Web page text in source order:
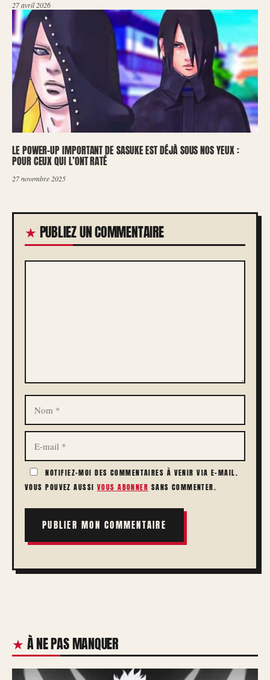
27 avril 2026
LE POWER-UP IMPORTANT DE SASUKE EST DÉJÀ SOUS NOS YEUX :
POUR CEUX QUI L’ONT RATÉ
27 novembre 2025
PUBLIEZ UN COMMENTAIRE
COMMENTAIRE
NOM
E-
MAIL
NOTIFIEZ-MOI DES COMMENTAIRES À VENIR VIA E-MAIL.
VOUS POUVEZ AUSSI VOUS ABONNER SANS COMMENTER.
À NE PAS MANQUER